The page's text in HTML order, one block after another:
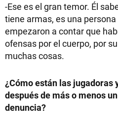
-Ese es el gran temor. Él
tiene armas, es una
empezaron a contar que
ofensas por el cuerpo, por
muchas cosas.
¿Cómo están las jugadoras
después de más o menos
denuncia?